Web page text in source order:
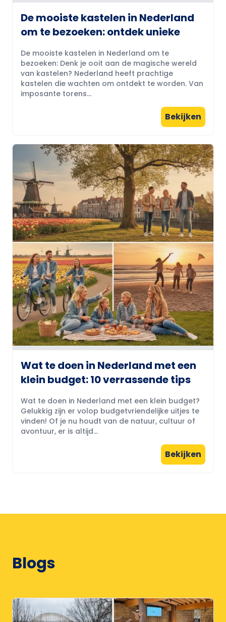
De mooiste kastelen in Nederland
om te bezoeken: ontdek unieke
De mooiste kastelen in Nederland om te
bezoeken: Denk je ooit aan de magische wereld
van kastelen? Nederland heeft prachtige
kastelen die wachten om ontdekt te worden. Van
imposante torens...
Bekijken
Wat te doen in Nederland met een
klein budget: 10 verrassende tips
Wat te doen in Nederland met een klein budget?
Gelukkig zijn er volop budgetvriendelijke uitjes te
vinden! Of je nu houdt van de natuur, cultuur of
avontuur, er is altijd...
Bekijken
Blogs